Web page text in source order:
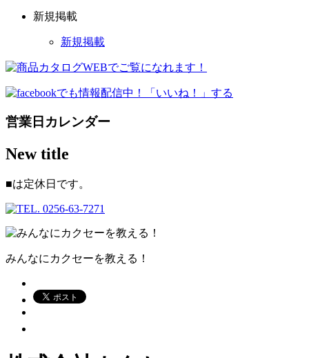
新規掲載
新規掲載
営業日カレンダー
New title
■は定休日です。
みんなにカクセーを教える！